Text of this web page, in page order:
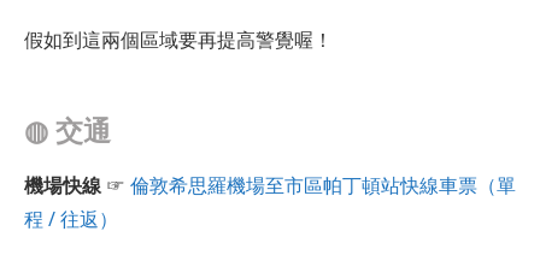
假如到這兩個區域要再提高警覺喔！
◍交通
機場快線 ☞ 倫敦希思羅機場至市區帕丁頓站快線車票（單
程 / 往返）